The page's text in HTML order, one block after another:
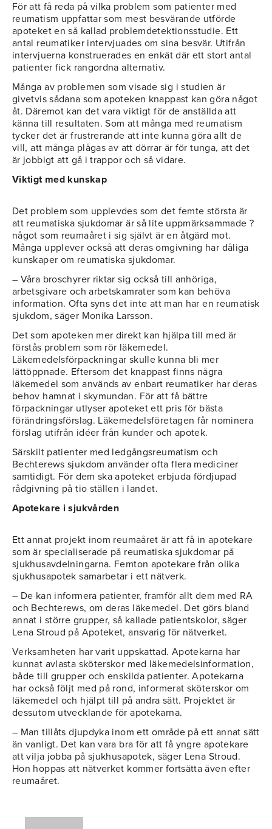
För att få reda på vilka problem som patienter med
reumatism uppfattar som mest besvärande utförde
apoteket en så kallad problemdetektionsstudie. Ett
antal reumatiker intervjuades om sina besvär. Utifrån
intervjuerna konstruerades en enkät där ett stort antal
patienter fick rangordna alternativ.
Många av problemen som visade sig i studien är
givetvis sådana som apoteken knappast kan göra något
åt. Däremot kan det vara viktigt för de anställda att
känna till resultaten. Som att många med reumatism
tycker det är frustrerande att inte kunna göra allt de
vill, att många plågas av att dörrar är för tunga, att det
är jobbigt att gå i trappor och så vidare.
Viktigt med kunskap
Det problem som upplevdes som det femte största är
att reumatiska sjukdomar är så lite uppmärksammade ?
något som reumaåret i sig självt är en åtgärd mot.
Många upplever också att deras omgivning har dåliga
kunskaper om reumatiska sjukdomar.
– Våra broschyrer riktar sig också till anhöriga,
arbetsgivare och arbetskamrater som kan behöva
information. Ofta syns det inte att man har en reumatisk
sjukdom, säger Monika Larsson.
Det som apoteken mer direkt kan hjälpa till med är
förstås problem som rör läkemedel.
Läkemedelsförpackningar skulle kunna bli mer
lättöppnade. Eftersom det knappast finns några
läkemedel som används av enbart reumatiker har deras
behov hamnat i skymundan. För att få bättre
förpackningar utlyser apoteket ett pris för bästa
förändringsförslag. Läkemedelsföretagen får nominera
förslag utifrån idéer från kunder och apotek.
Särskilt patienter med ledgångsreumatism och
Bechterews sjukdom använder ofta flera mediciner
samtidigt. För dem ska apoteket erbjuda fördjupad
rådgivning på tio ställen i landet.
Apotekare i sjukvården
Ett annat projekt inom reumaåret är att få in apotekare
som är specialiserade på reumatiska sjukdomar på
sjukhusavdelningarna. Femton apotekare från olika
sjukhusapotek samarbetar i ett nätverk.
– De kan informera patienter, framför allt dem med RA
och Bechterews, om deras läkemedel. Det görs bland
annat i större grupper, så kallade patientskolor, säger
Lena Stroud på Apoteket, ansvarig för nätverket.
Verksamheten har varit uppskattad. Apotekarna har
kunnat avlasta sköterskor med läkemedelsinformation,
både till grupper och enskilda patienter. Apotekarna
har också följt med på rond, informerat sköterskor om
läkemedel och hjälpt till på andra sätt. Projektet är
dessutom utvecklande för apotekarna.
– Man tillåts djupdyka inom ett område på ett annat sätt
än vanligt. Det kan vara bra för att få yngre apotekare
att vilja jobba på sjukhusapotek, säger Lena Stroud.
Hon hoppas att nätverket kommer fortsätta även efter
reumaåret.